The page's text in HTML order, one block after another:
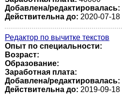
Добавлена/редактировалась:
Действительна до: 2020-07-18
Редактор по вычитке текстов
Опыт по специальности:
Возраст:
Образование:
Заработная плата:
Добавлена/редактировалась:
Действительна до: 2019-09-18